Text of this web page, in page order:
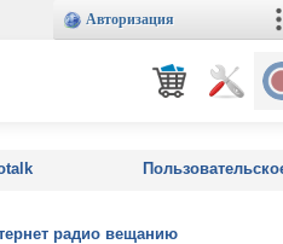
Авторизация
радио вещанию